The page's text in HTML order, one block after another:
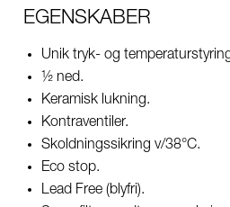
EGENSKABER
Unik tryk- og
½ ned.
Keramisk lukning.
Kontraventiler.
Skoldningssikring v/38°C.
Eco stop.
Lead Free (blyfri).